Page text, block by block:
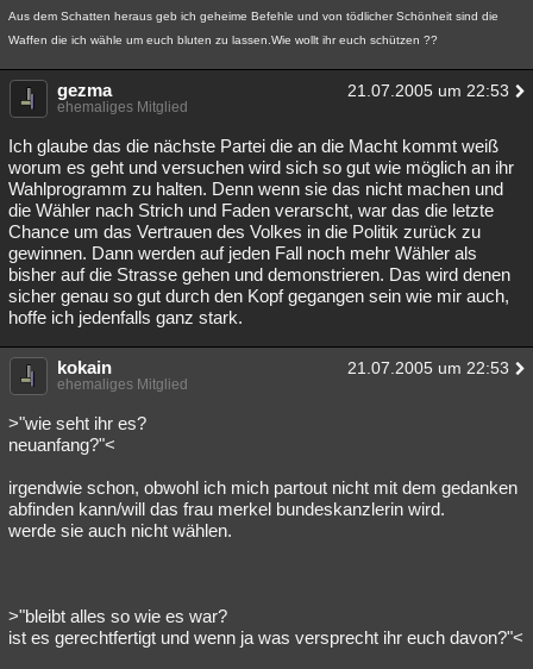
Aus dem Schatten heraus geb ich geheime Befehle und von tödlicher Schönheit sind die
Waffen die ich wähle um euch bluten zu lassen.Wie wollt ihr euch schützen ??
gezma 21.07.2005 um 22:53
ehemaliges Mitglied
Ich glaube das die nächste Partei die an die Macht kommt weiß
worum es geht und versuchen wird sich so gut wie möglich an ihr
Wahlprogramm zu halten. Denn wenn sie das nicht machen und
die Wähler nach Strich und Faden verarscht, war das die letzte
Chance um das Vertrauen des Volkes in die Politik zurück zu
gewinnen. Dann werden auf jeden Fall noch mehr Wähler als
bisher auf die Strasse gehen und demonstrieren. Das wird denen
sicher genau so gut durch den Kopf gegangen sein wie mir auch,
hoffe ich jedenfalls ganz stark.
kokain 21.07.2005 um 22:53
ehemaliges Mitglied
>"wie seht ihr es?
neuanfang?"<
irgendwie schon, obwohl ich mich partout nicht mit dem gedanken
abfinden kann/will das frau merkel bundeskanzlerin wird.
werde sie auch nicht wählen.
>"bleibt alles so wie es war?
ist es gerechtfertigt und wenn ja was versprecht ihr euch davon?"<